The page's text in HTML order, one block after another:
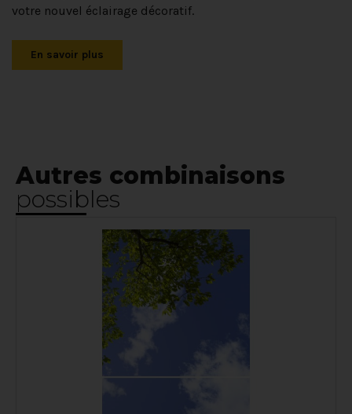
votre nouvel éclairage décoratif.
En savoir plus
Autres combinaisons
possibles